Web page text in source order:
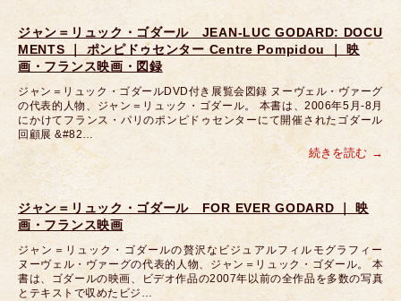
ジャン＝リュック・ゴダール JEAN-LUC GODARD: DOCU
MENTS ｜ ポンピドゥセンター Centre Pompidou ｜ 映
画・フランス映画・図録
ジャン＝リュック・ゴダールDVD付き展覧会図録 ヌーヴェル・ヴァーグ
の代表的人物、ジャン＝リュック・ゴダール。 本書は、2006年5月-8月
にかけてフランス・パリのポンピドゥセンターにて開催されたゴダール
回顧展 &#82…
続きを読む
ジャン＝リュック・ゴダール FOR EVER GODARD ｜ 映
画・フランス映画
ジャン＝リュック・ゴダールの贅沢なビジュアルフィルモグラフィー
ヌーヴェル・ヴァーグの代表的人物、ジャン＝リュック・ゴダール。 本
書は、ゴダールの映画、ビデオ作品の2007年以前の全作品を多数の写真
とテキストで収めたビジ…